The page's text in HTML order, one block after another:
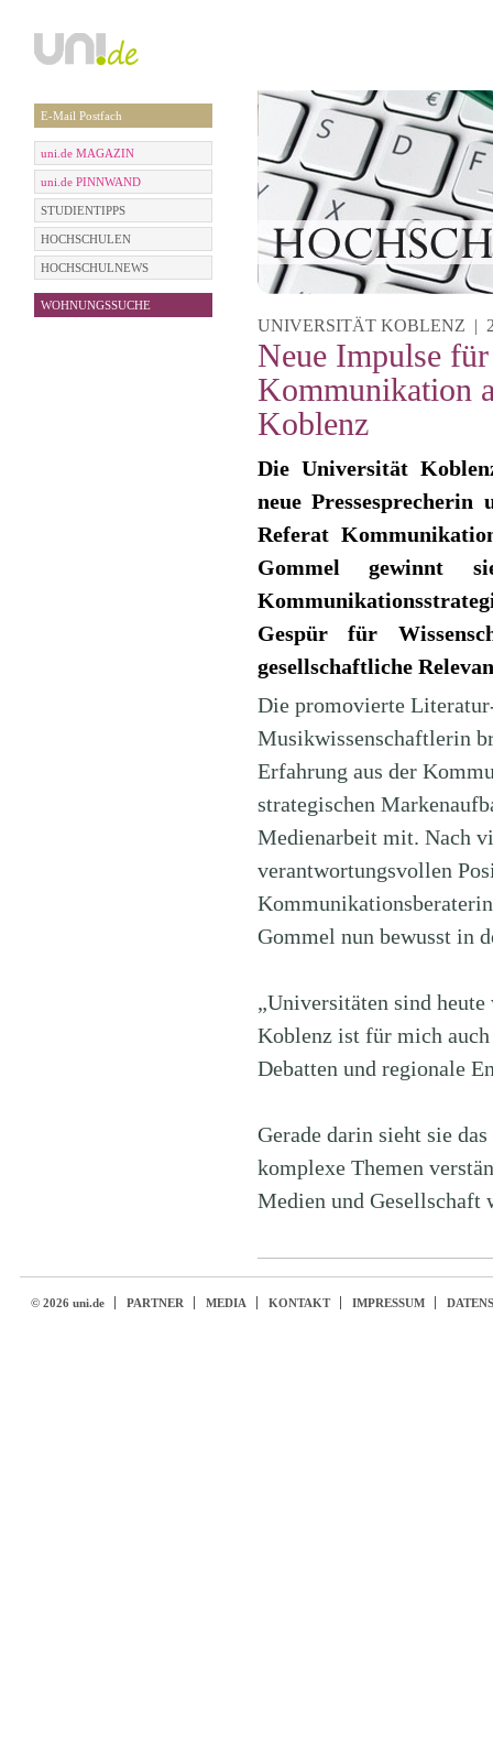
E-Mail Postfach
uni.de MAGAZIN
uni.de PINNWAND
STUDIENTIPPS
HOCHSCHULEN
HOCHSCHULNEWS
WOHNUNGSSUCHE
UNIVERSITÄT KOBLENZ |
Neue Impulse
Kommunikation
Koblenz
Die Universität
neue
Referat
Gommel gewinnt
Gespür für
gesellschaftliche
Die promovierte
Musikwissenschaftlerin
Erfahrung aus der
strategischen
Medienarbeit mit. Nach
verantwortungsvollen
Gommel nun bewusst in
„Universitäten sind
Koblenz ist für mich
Debatten und regionale
Gerade darin sieht sie
komplexe Themen
Medien und Gesellschaft
© 2026 uni.de PARTNER MEDIA KONTAKT IMPRESSUM